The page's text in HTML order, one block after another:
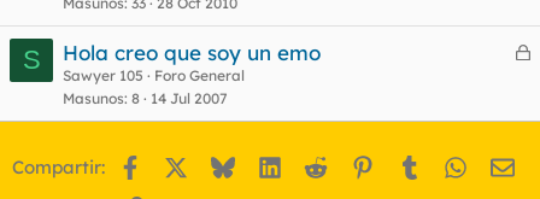
S
C
r
Hola creo que soy un emo
Sawyer 105
Foro General
Masunos 8 14 Jul 2007
Compartir: Facebook BlueskyLinkedIn
Reddit Pinterest
Tumblr